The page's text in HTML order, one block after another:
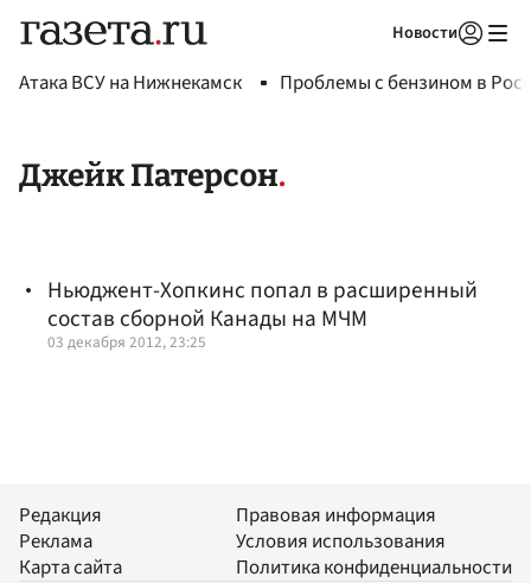
Новости
Атака ВСУ на Нижнекамск Проблемы с бензином в
Джейк Патерсон
Ньюджент-Хопкинс попал в расширенный
состав сборной Канады на МЧМ
03 декабря 2012, 23:25
Редакция
Реклама
Карта сайта
Правовая информация
Условия использования
Политика конфиденциальности